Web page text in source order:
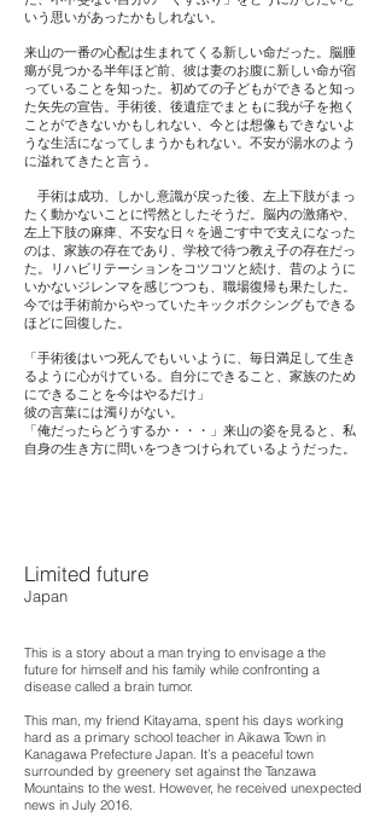
いう思いがあったかもしれない。
来山の一番の心配は生まれてくる新しい命だった。脳腫
瘍が見つかる半年ほど前、彼は妻のお腹に新しい命が宿
っていることを知った。初めての子どもができると知っ
た矢先の宣告。手術後、後遺症でまともに我が子を抱く
ことができないかもしれない、今とは想像もできないよ
うな生活になってしまうかもれない。不安が湯水のよう
に溢れてきたと言う。
手術は成功、しかし意識が戻った後、左上下肢がまっ
たく動かないことに愕然としたそうだ。脳内の激痛や、
左上下肢の麻痺、不安な日々を過ごす中で支えになった
のは、家族の存在であり、学校で待つ教え子の存在だっ
た。リハビリテーションをコツコツと続け、昔のように
いかないジレンマを感じつつも、職場復帰も果たした。
今では手術前からやっていたキックボクシングもできる
ほどに回復した。
「手術後はいつ死んでもいいように、毎日満足して生き
るように心がけている。自分にできること、家族のため
にできることを今はやるだけ」
彼の言葉には濁りがない。
「俺だったらどうするか・・・」来山の姿を見ると、私
自身の生き方に問いをつきつけられているようだった。
Limited future
Japan
This is a story about a man trying to envisage a the
future for himself and his family while confronting a
disease called a brain tumor.
This man, my friend Kitayama, spent his days working
hard as a primary school teacher in Aikawa Town in
Kanagawa Prefecture Japan. It’s a peaceful town
surrounded by greenery set against the Tanzawa
Mountains to the west. However, he received unexpected
news in July 2016.